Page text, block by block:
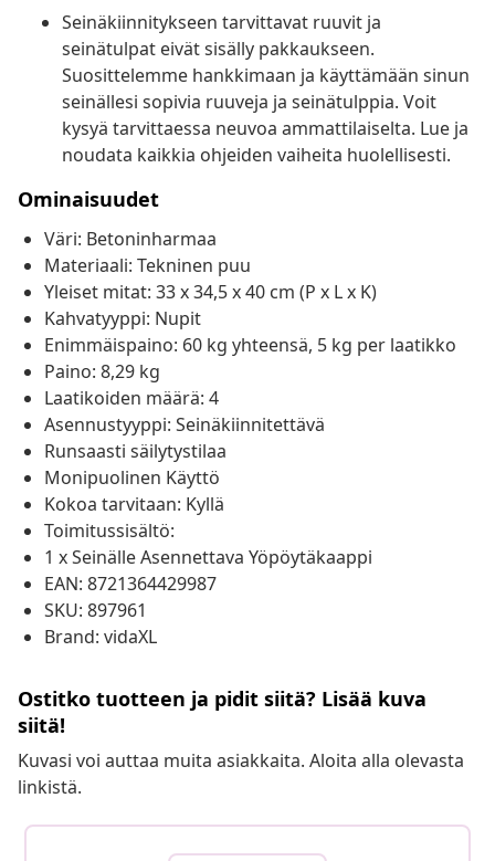
Seinäkiinnitykseen tarvittavat ruuvit ja
seinätulpat eivät sisälly pakkaukseen.
Suosittelemme hankkimaan ja käyttämään sinun
seinällesi sopivia ruuveja ja seinätulppia. Voit
kysyä tarvittaessa neuvoa ammattilaiselta. Lue ja
noudata kaikkia ohjeiden vaiheita huolellisesti.
Ominaisuudet
Väri: Betoninharmaa
Materiaali: Tekninen puu
Yleiset mitat: 33 x 34,5 x 40 cm (P x L x K)
Kahvatyyppi: Nupit
Enimmäispaino: 60 kg yhteensä, 5 kg per laatikko
Paino: 8,29 kg
Laatikoiden määrä: 4
Asennustyyppi: Seinäkiinnitettävä
Runsaasti säilytystilaa
Monipuolinen Käyttö
Kokoa tarvitaan: Kyllä
Toimitussisältö:
1 x Seinälle Asennettava Yöpöytäkaappi
EAN: 8721364429987
SKU: 897961
Brand: vidaXL
Ostitko tuotteen ja pidit siitä? Lisää kuva
siitä!
Kuvasi voi auttaa muita asiakkaita. Aloita alla olevasta
linkistä.